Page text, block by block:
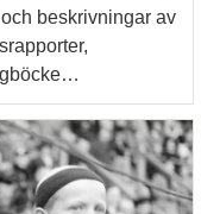
beskrivningar av